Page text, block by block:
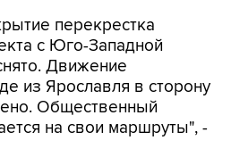
перекрестка
с Юго-Западной
Движение
из Ярославля в сторону
Общественный
на свои маршруты", -